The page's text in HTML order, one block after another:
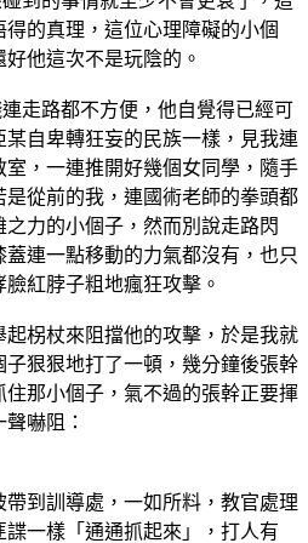
的真理，這位心理障礙的小個
他這次不是玩陰的。
走路都不方便，他自覺得已經可
自卑轉狂妄的民族一樣，見我連
，一連推開好幾個女同學，隨手
從前的我，連國術老師的拳頭都
力的小個子，然而別說走路閃
連一點移動的力氣都沒有，也只
紅脖子粗地瘋狂攻擊。
柺杖來阻擋他的攻擊，於是我就
狠狠地打了一頓，幾分鐘後張幹
那小個子，氣不過的張幹正要揮
嚇阻：
到訓導處，一如所料，教官處理
一樣「通通抓起來」，打人有